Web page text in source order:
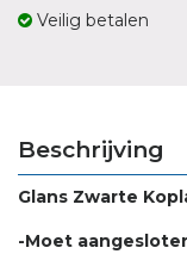
Veilig betalen
Beschrijving
Glans Zwarte
-Moet